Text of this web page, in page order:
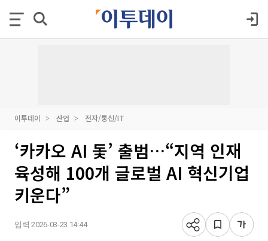
이투데이 산업 전자/통신/IT
‘카카오 AI 돛’ 출범…“지역 인재
육성해 100개 글로벌 AI 혁신기업
키운다”
입력 2026-03-23 14:44